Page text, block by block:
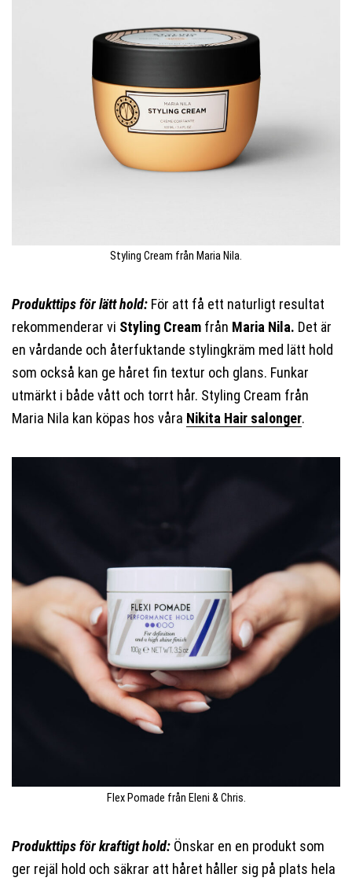
Styling Cream från Maria Nila.
Produkttips för lätt hold: För att få ett naturligt resultat
rekommenderar vi Styling Cream från Maria Nila. Det är
en vårdande och återfuktande stylingkräm med lätt hold
som också kan ge håret fin textur och glans. Funkar
utmärkt i både vått och torrt hår. Styling Cream från
Maria Nila kan köpas hos våra Nikita Hair salonger.
Flex Pomade från Eleni & Chris.
Produkttips för kraftigt hold: Önskar en en produkt som
ger rejäl hold och säkrar att håret håller sig på plats hela